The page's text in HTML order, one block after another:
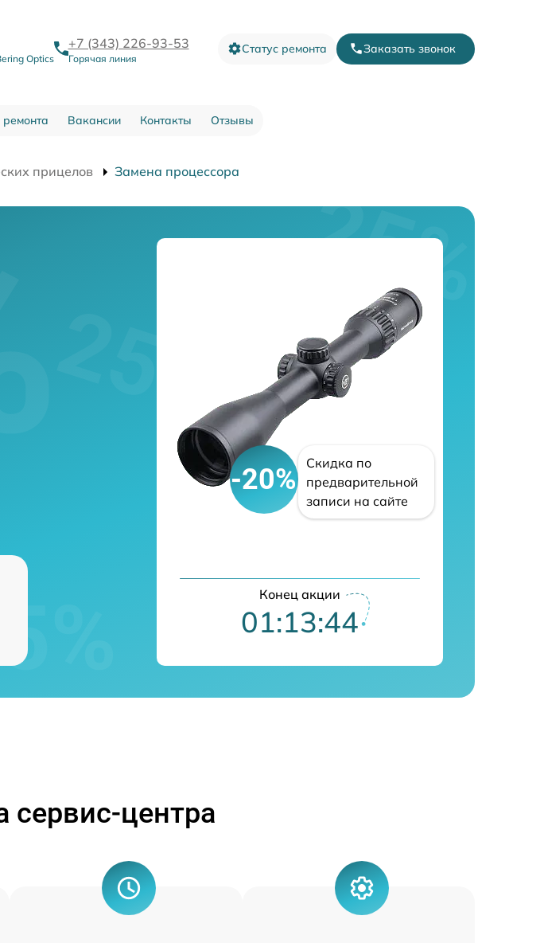
Optics
+7 (343) 226-93-53
Горячая линия
Статус ремонта Заказать звонок
Вакансии Контакты Отзывы
прицелов Замена процессора
-20%
Скидка по
предварительной
записи на сайте
Конец акции
01:13:43
центра